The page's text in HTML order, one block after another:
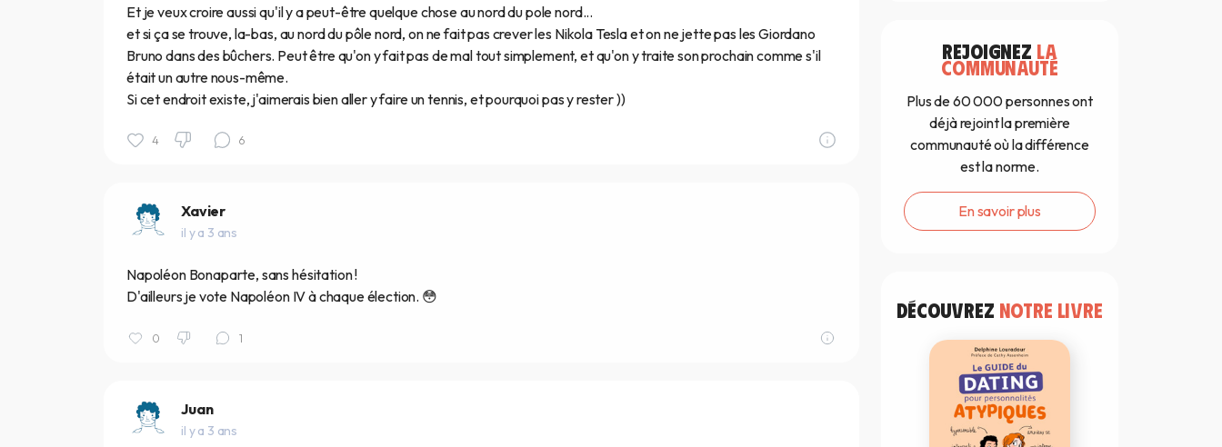
Et je veux croire aussi qu'il y a peut-être quelque chose au nord du pole nord...
et si ça se trouve, la-bas, au nord du pôle nord, on ne fait pas crever les Nikola Tesla et on ne jette pas les Giordano
Bruno dans des bûchers. Peut être qu'on y fait pas de mal tout simplement, et qu'on y traite son prochain comme s'il
était un autre nous-même.
Si cet endroit existe, j'aimerais bien aller y faire un tennis, et pourquoi pas y rester ))
4 6
Xavier
il y a 3 ans
Napoléon Bonaparte, sans hésitation !
D'ailleurs je vote Napoléon IV à chaque élection. 😳
0 1
Juan
il y a 3 ans
REJOIGNEZ LA
COMMUNAUTÉ
Plus de 60 000 personnes ont
déjà rejoint la première
communauté où la différence
est la norme.
En savoir plus
DÉCOUVREZ NOTRE LIVRE